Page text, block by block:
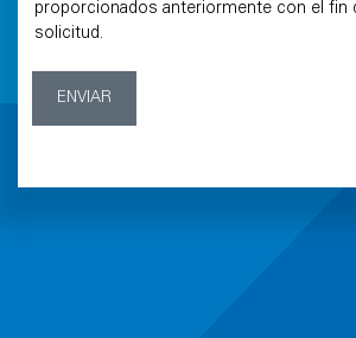
proporcionados anteriormente con el fin
solicitud.
ENVIAR